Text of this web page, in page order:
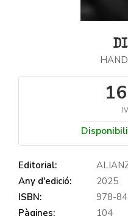
Editorial:
Any d'edició:
2025
ISBN:
978-
Pàgines:
104